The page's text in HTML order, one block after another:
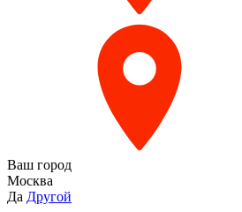
Ваш город
Москва
Да Другой